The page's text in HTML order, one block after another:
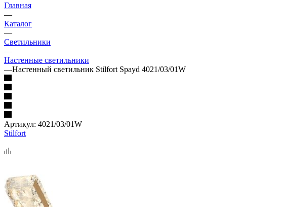
Главная
—
Каталог
—
Светильники
—
Настенные светильники
—Настенный светильник Stilfort Spayd 4021/03/01W
Артикул: 4021/03/01W
Stilfort